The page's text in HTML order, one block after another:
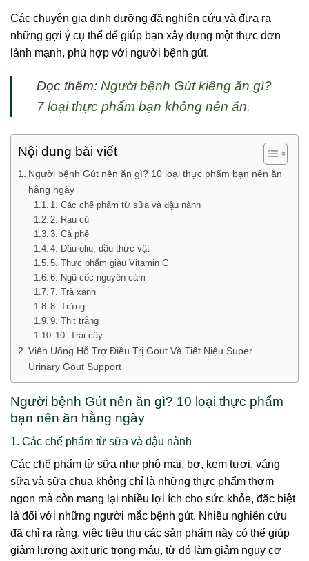
Các chuyên gia dinh dưỡng đã nghiên cứu và đưa ra
những gợi ý cụ thể để giúp bạn xây dựng một thực đơn
lành mạnh, phù hợp với người bệnh gút.
Đọc thêm: Người bệnh Gút kiêng ăn gì?
7 loại thực phẩm bạn không nên ăn.
Nội dung bài viết
Người bệnh Gút nên ăn gì? 10 loại thực phẩm bạn nên ăn
hằng ngày
1. Các chế phẩm từ sữa và đậu nành
2. Rau củ
3. Cà phê
4. Dầu oliu, dầu thực vật
5. Thực phẩm giàu Vitamin C
6. Ngũ cốc nguyên cám
7. Trà xanh
8. Trứng
9. Thịt trắng
10. Trái cây
Viên Uống Hỗ Trợ Điều Trị Gout Và Tiết Niệu Super
Urinary Gout Support
Người bệnh Gút nên ăn gì? 10 loại thực phẩm
bạn nên ăn hằng ngày
1. Các chế phẩm từ sữa và đậu nành
Các chế phẩm từ sữa như phô mai, bơ, kem tươi, váng
sữa và sữa chua không chỉ là những thực phẩm thơm
ngon mà còn mang lại nhiều lợi ích cho sức khỏe, đặc biệt
là đối với những người mắc bệnh gút. Nhiều nghiên cứu
đã chỉ ra rằng, việc tiêu thụ các sản phẩm này có thể giúp
giảm lượng axit uric trong máu, từ đó làm giảm nguy cơ